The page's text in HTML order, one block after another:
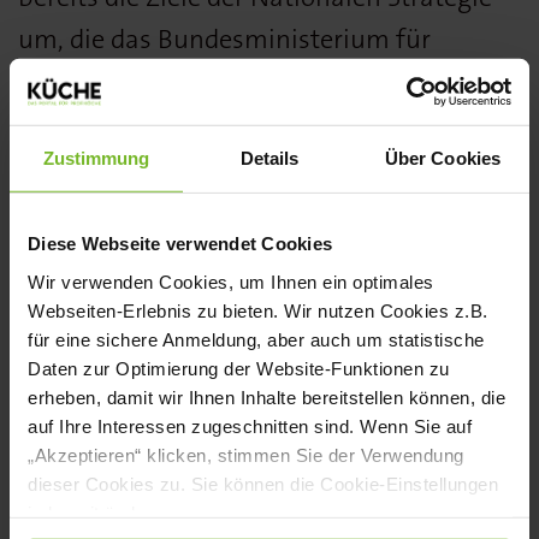
Zustimmung Details Über Cookies
Diese Webseite verwendet Cookies
Wir verwenden Cookies, um Ihnen ein optimales
Webseiten-Erlebnis zu bieten. Wir nutzen Cookies z.B.
für eine sichere Anmeldung, aber auch um statistische
Daten zur Optimierung der Website-Funktionen zu
erheben, damit wir Ihnen Inhalte bereitstellen können, die
auf Ihre Interessen zugeschnitten sind. Wenn Sie auf
„Akzeptieren“ klicken, stimmen Sie der Verwendung
dieser Cookies zu. Sie können die Cookie-Einstellungen
um, die das Bundesministerium für
Ernährung und Landwirtschaft (BMEL) zur
Reformulierung von Lebensmitteln in
Bezug auf Salz, Zucker und Fett erarbeitet.
Prozent erzielen wir
ernährungsphysiologisch einen klaren
Vorteil“, erläutert Svenja Beckmann,
Marketingleiterin bei Friesenkrone. „Das
Kalium, mit dem das Natrium aus dem
Kochsalz ausgetauscht wird, senkt
nachweislich den Blutdruck und kann sich